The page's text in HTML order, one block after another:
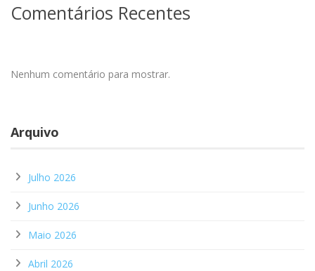
Comentários Recentes
Nenhum comentário para mostrar.
Arquivo
Julho 2026
Junho 2026
Maio 2026
Abril 2026